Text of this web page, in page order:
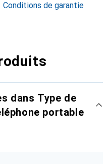
Conditions de garantie
dans Type de
portable